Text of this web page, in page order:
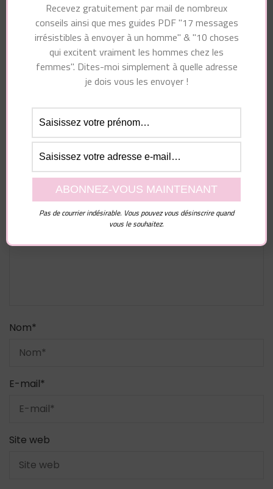
Vous pourriez également aimer...
Laisser un commentaire
Votre adresse e-mail ne sera pas publiée.
champs obligatoires sont indiqués avec*
Commentaire
Nom*
E-mail*
Site web
Recevez gratuitement par mail de nombreux
conseils ainsi que mes guides PDF "17 messages
irrésistibles à envoyer à un homme" & "10 choses
qui excitent vraiment les hommes chez les
femmes". Dites-moi simplement à quelle adresse
je dois vous les envoyer !
Pas de courrier indésirable. Vous pouvez vous désinscrire quand
vous le souhaitez.